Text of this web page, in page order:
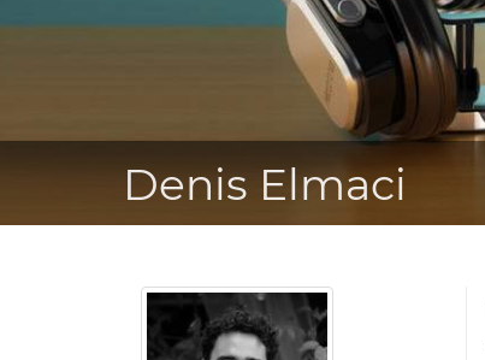
Denis Elmaci